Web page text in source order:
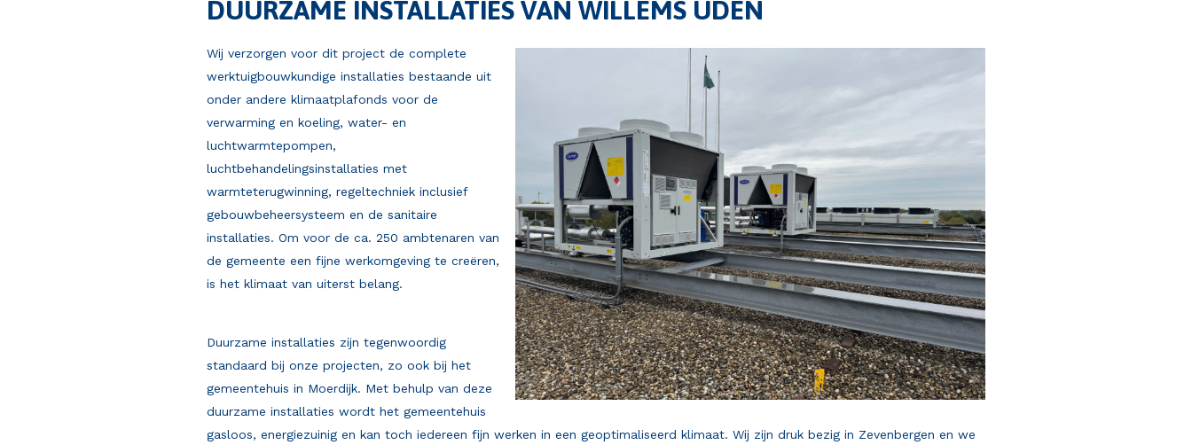
DUURZAME INSTALLATIES VAN WILLEMS UDEN
Wij verzorgen voor dit project de complete
werktuigbouwkundige installaties bestaande uit
onder andere klimaatplafonds voor de
verwarming en koeling, water- en
luchtwarmtepompen,
luchtbehandelingsinstallaties met
warmteterugwinning, regeltechniek inclusief
gebouwbeheersysteem en de sanitaire
installaties. Om voor de ca. 250 ambtenaren van
de gemeente een fijne werkomgeving te creëren,
is het klimaat van uiterst belang.
Duurzame installaties zijn tegenwoordig
standaard bij onze projecten, zo ook bij het
gemeentehuis in Moerdijk. Met behulp van deze
duurzame installaties wordt het gemeentehuis
gasloos, energiezuinig en kan toch iedereen fijn werken in een geoptimaliseerd klimaat. Wij zijn druk bezig in Zevenbergen en we